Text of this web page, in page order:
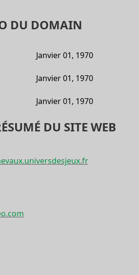
DU DOMAIN
Janvier 01, 1970
Janvier 01, 1970
Janvier 01, 1970
DU SITE WEB